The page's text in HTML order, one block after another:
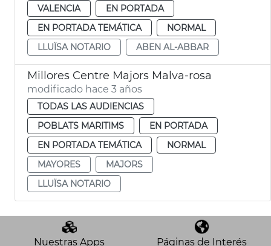
VALENCIA
EN PORTADA
EN PORTADA TEMÁTICA
NORMAL
LLUÏSA NOTARIO
ABEN AL-ABBAR
Millores Centre Majors Malva-rosa
modificado hace 3 años
TODAS LAS AUDIENCIAS
POBLATS MARITIMS
EN PORTADA
EN PORTADA TEMÁTICA
NORMAL
MAYORES
MAJORS
LLUÏSA NOTARIO
Nuestras Apps Páginas de Interés